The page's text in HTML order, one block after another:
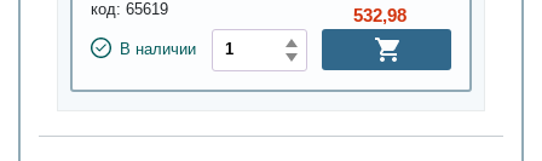
код: 65619
В наличии
532,98